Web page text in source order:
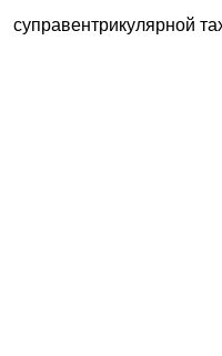
суправентрикулярной